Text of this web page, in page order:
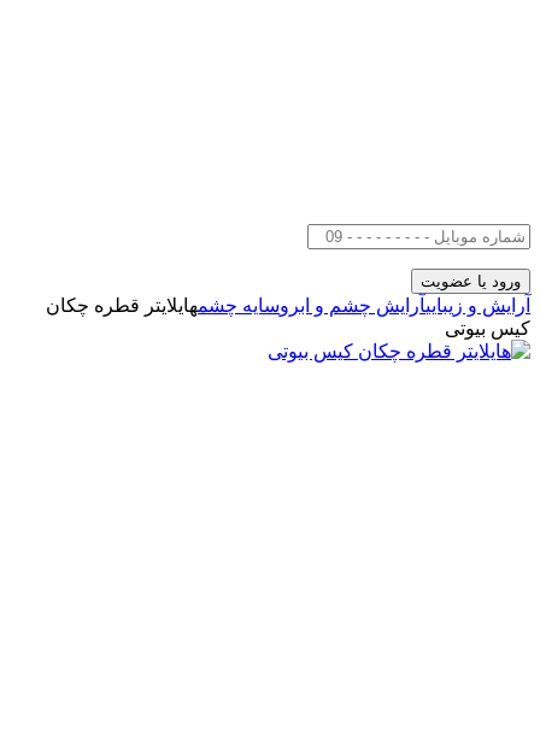
آرایش و زیباییآرایش چشم و ابروسایه چشمهایلایتر قطره چکان
کیس بیوتی